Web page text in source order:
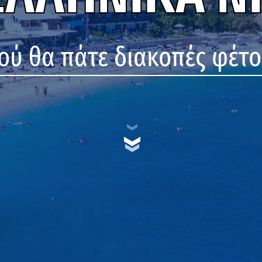
ύθαπάτεδιακοπέςφέτο